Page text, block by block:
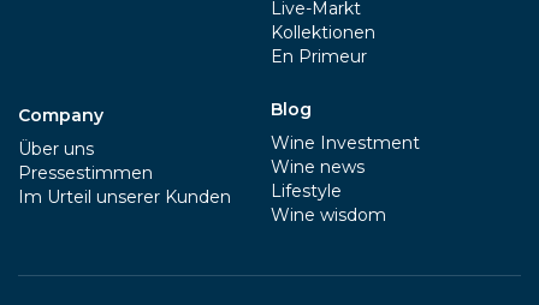
Company
Über uns
Pressestimmen
Im Urteil unserer Kunden
Live-Markt
Kollektionen
En Primeur
Blog
Wine Investment
Wine news
Lifestyle
Wine wisdom